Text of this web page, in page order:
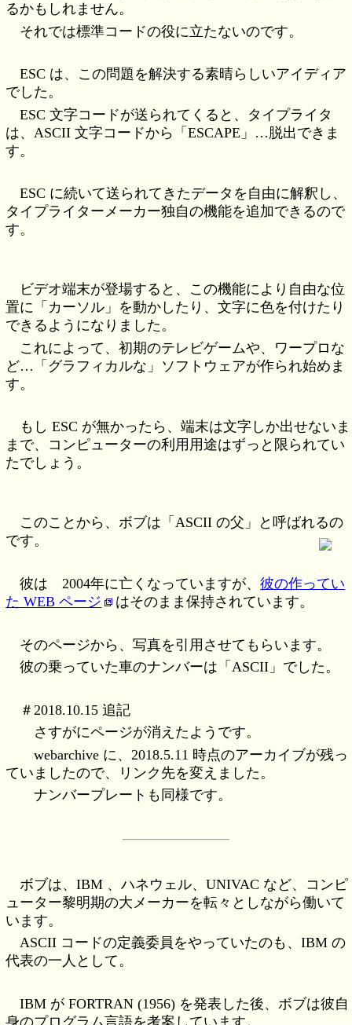
るかもしれません。
それでは標準コードの役に立たないのです。
ESC は、この問題を解決する素晴らしいアイディア
でした。
ESC 文字コードが送られてくると、タイプライタ
は、ASCII 文字コードから「ESCAPE」…脱出できま
す。
ESC に続いて送られてきたデータを自由に解釈し、
タイプライターメーカー独自の機能を追加できるので
す。
ビデオ端末が登場すると、この機能により自由な位
置に「カーソル」を動かしたり、文字に色を付けたり
できるようになりました。
これによって、初期のテレビゲームや、ワープロな
ど…「グラフィカルな」ソフトウェアが作られ始めま
す。
もし ESC が無かったら、端末は文字しか出せないま
まで、コンピューターの利用用途はずっと限られてい
たでしょう。
このことから、ボブは「ASCII の父」と呼ばれるの
です。
彼は 2004年に亡くなっていますが、彼の作ってい
た WEB ページ
はそのまま保持されています。
そのページから、写真を引用させてもらいます。
彼の乗っていた車のナンバーは「ASCII」でした。
＃2018.10.15 追記
さすがにページが消えたようです。
webarchive に、2018.5.11 時点のアーカイブが残っ
ていましたので、リンク先を変えました。
ナンバープレートも同様です。
ボブは、IBM 、ハネウェル、UNIVAC など、コンピ
ューター黎明期の大メーカーを転々としながら働いて
います。
ASCII コードの定義委員をやっていたのも、IBM の
代表の一人として。
IBM が FORTRAN (1956) を発表した後、ボブは彼自